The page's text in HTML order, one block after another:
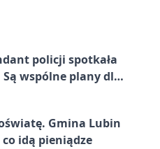
policji spotkała
wspólne plany dla
Gmina Lubin
idą pieniądze